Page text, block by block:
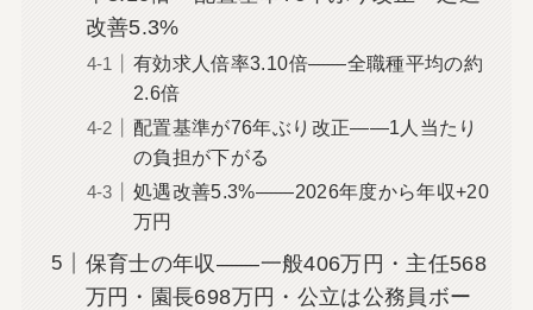
改善5.3%
有効求人倍率3.10倍――全職種平均の約
2.6倍
配置基準が76年ぶり改正――1人当たり
の負担が下がる
処遇改善5.3%――2026年度から年収+20
万円
保育士の年収――一般406万円・主任568
万円・園長698万円・公立は公務員ボー